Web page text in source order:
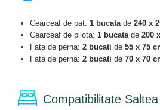
Cearceaf de pat: 1 bucatade 240 x
Cearceaf de pilota: 1 bucatade 200
Fata de perna: 2 bucati de 55 x 75
Fata de perna: 2 bucati de 70 x 70
Compatibilitate Saltea